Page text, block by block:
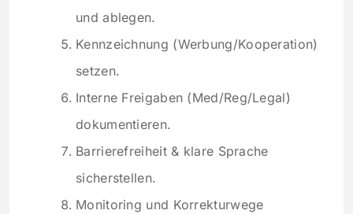
und ablegen.
Kennzeichnung (Werbung/Kooperation)
setzen.
Interne Freigaben (Med/Reg/Legal)
dokumentieren.
Barrierefreiheit & klare Sprache
sicherstellen.
Monitoring und Korrekturwege